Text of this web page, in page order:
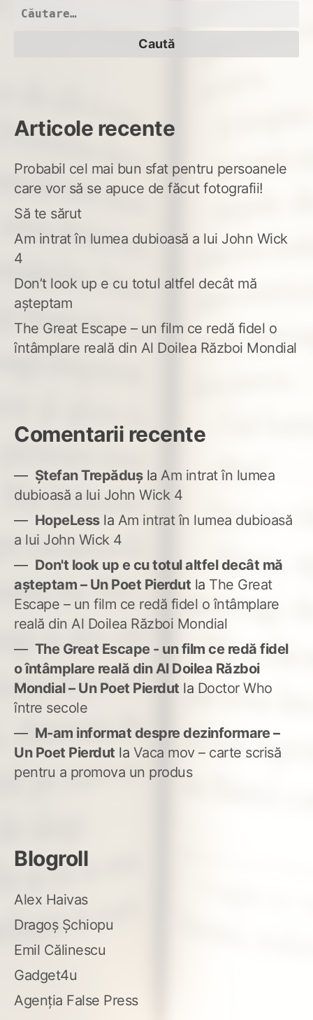
Caută
Articole recente
Probabil cel mai bun sfat pentru persoanele
care vor să se apuce de făcut fotografii!
Să te sărut
Am intrat în lumea dubioasă a lui John Wick
4
Don’t look up e cu totul altfel decât mă
așteptam
The Great Escape – un film ce redă fidel o
întâmplare reală din Al Doilea Război Mondial
Comentarii recente
Ștefan Trepădușla Am intrat în lumea
dubioasă a lui John Wick 4
HopeLessla Am intrat în lumea dubioasă
a lui John Wick 4
Don't look up e cu totul altfel decât mă
așteptam – Un Poet Pierdut la The Great
Escape – un film ce redă fidel o întâmplare
reală din Al Doilea Război Mondial
The Great Escape - un film ce redă fidel
o întâmplare reală din Al Doilea Război
Mondial – Un Poet Pierdut la Doctor Who
între secole
M-am informat despre dezinformare –
Un Poet Pierdut la Vaca mov – carte scrisă
pentru a promova un produs
Blogroll
Alex Haivas
Dragoș Șchiopu
Emil Călinescu
Gadget4u
Agenția False Press